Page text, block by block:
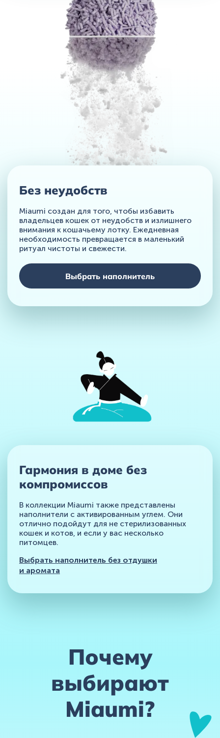
Без неудобств
Miaumi создан для того, чтобы избавить
владельцев кошек от неудобств и излишнего
внимания к кошачьему лотку. Ежедневная
необходимость превращается в маленький
ритуал чистоты и свежести.
Выбрать наполнитель
Гармония в доме без
компромиссов
В коллекции Miaumi также представлены
наполнители с активированным углем. Они
отлично подойдут для не стерилизованных
кошек и котов, и если у вас несколько
питомцев.
Выбрать наполнитель без отдушки
и аромата
Почему
выбирают
Miaumi?